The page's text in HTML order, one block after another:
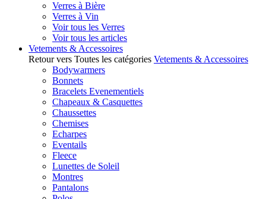
Verres à Bière
Verres à Vin
Voir tous les Verres
Voir tous les articles
Vetements & Accessoires
Retour vers Toutes les catégories Vetements & Accessoires
Bodywarmers
Bonnets
Bracelets Evenementiels
Chapeaux & Casquettes
Chaussettes
Chemises
Echarpes
Eventails
Fleece
Lunettes de Soleil
Montres
Pantalons